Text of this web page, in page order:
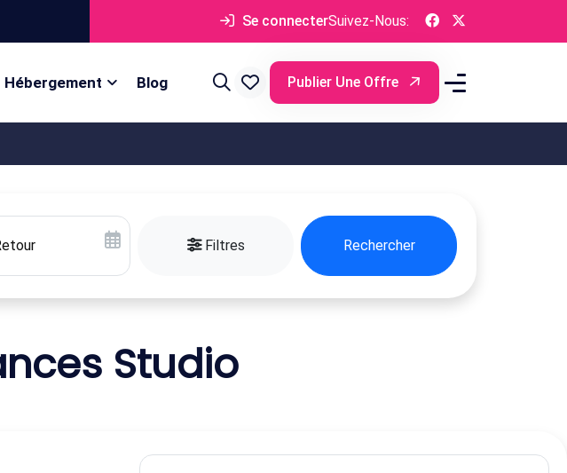
Se connecterSuivez-Nous:
Hébergement Blog Publier Une Offre
Filtres Rechercher
Studio